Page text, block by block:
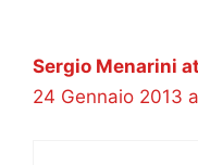
Sergio Menarini
24 Gennaio 2013